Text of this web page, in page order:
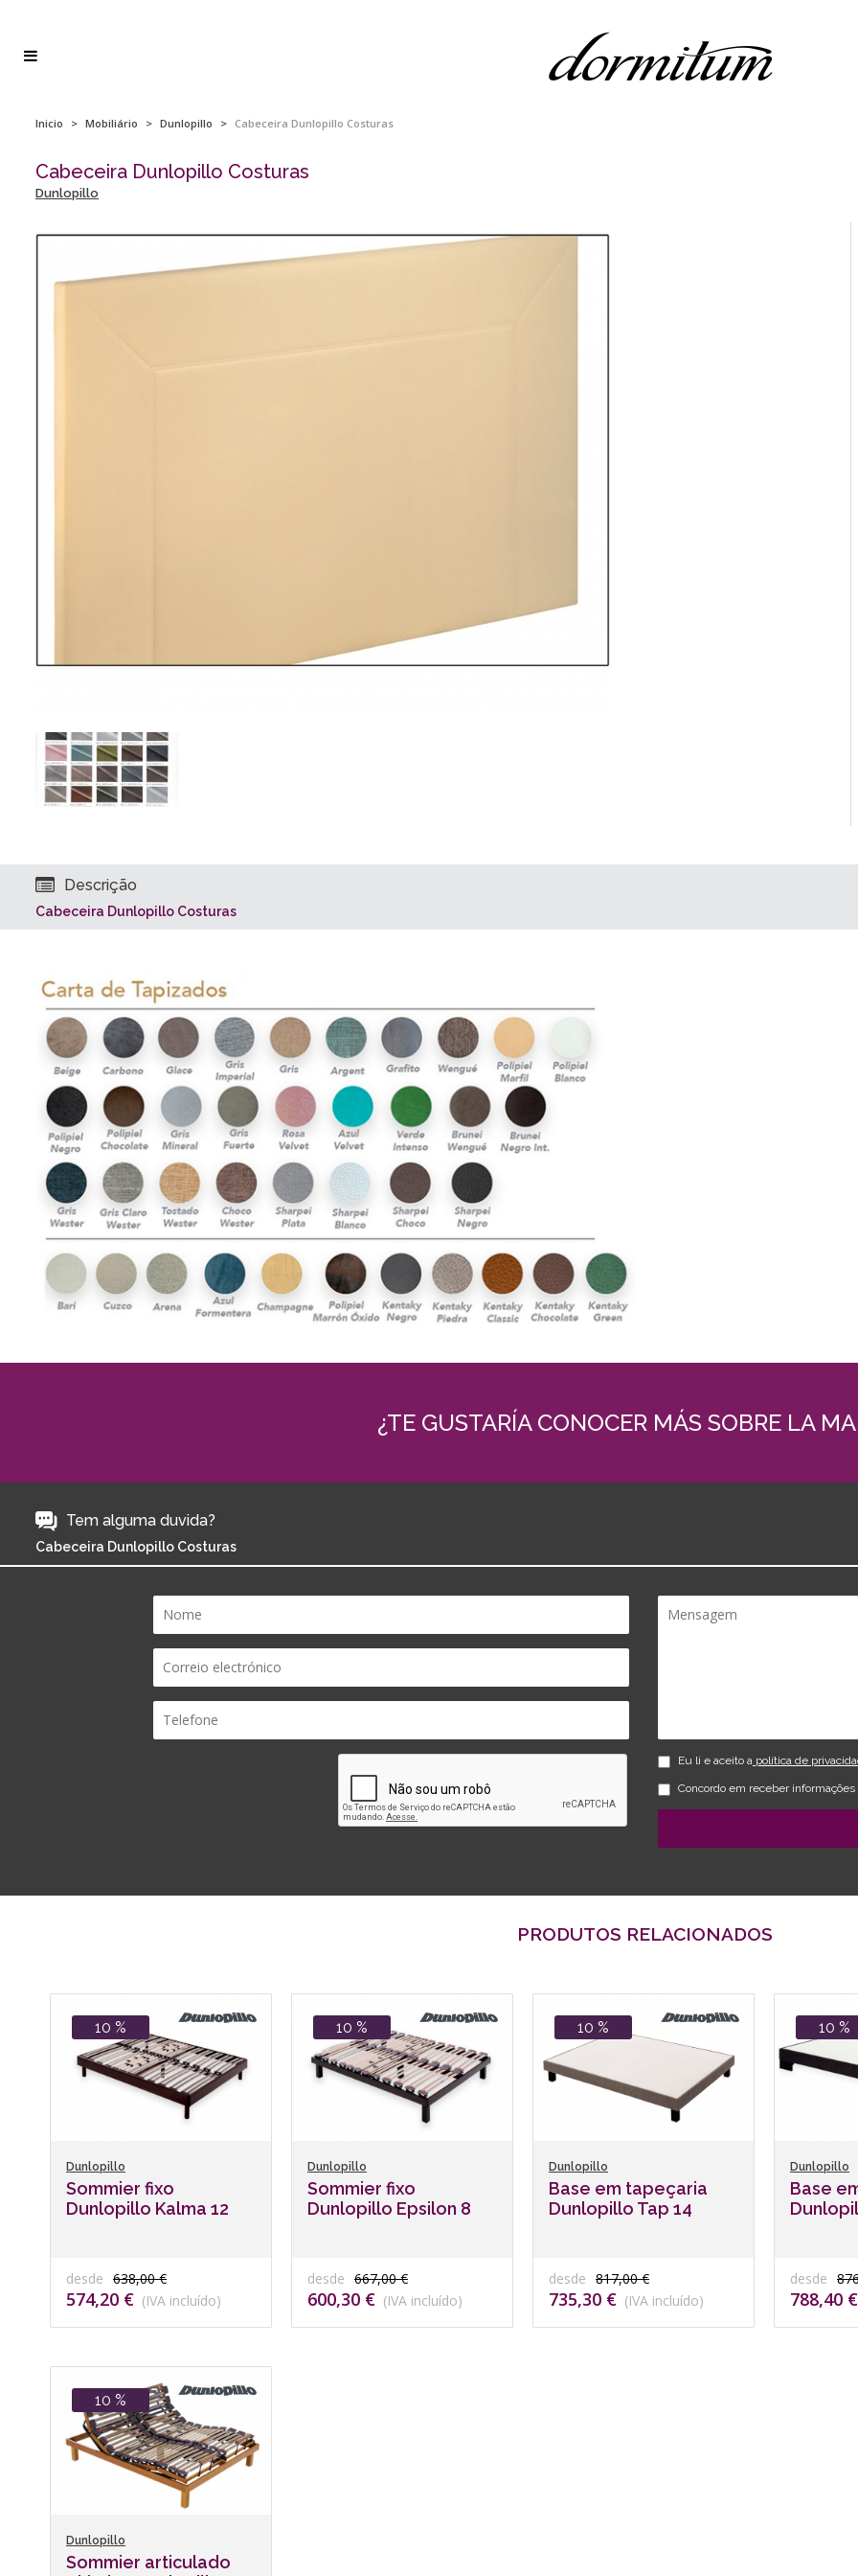
Inicio > Mobiliário > Dunlopillo > Cabeceira Dunlopillo Costuras
Cabeceira Dunlopillo Costuras
Dunlopillo
Descrição
Cabeceira Dunlopillo Costuras
¿TE GUSTARÍA CONOCER MÁS SOBRE LA
Tem alguma duvida?
Cabeceira Dunlopillo Costuras
Eu li e aceito a política de
Concordo em receber
PRODUTOS RELACIONADOS
10 %
Dunlopillo
Sommier fixo
Dunlopillo Kalma 12
desde 638,00 €
574,20 € (IVA incluído)
10 %
Dunlopillo
Sommier fixo
Dunlopillo Epsilon 8
desde 667,00 €
600,30 € (IVA incluído)
10 %
Dunlopillo
Base em tapeçaria
Dunlopillo Tap 14
desde 817,00 €
735,30 € (IVA incluído)
10 %
Dunlopillo
Base
desde
788,40 €
10 %
Dunlopillo
Sommier articulado